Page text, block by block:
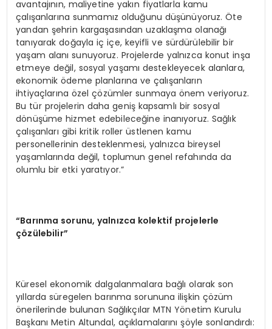
avantajının, maliyetine yakın fiyatlarla kamu
çalışanlarına sunmamız olduğunu düşünüyoruz. Öte
yandan şehrin kargaşasından uzaklaşma olanağı
tanıyarak doğayla iç içe, keyifli ve sürdürülebilir bir
yaşam alanı sunuyoruz. Projelerde yalnızca konut inşa
etmeye değil, sosyal yaşamı destekleyecek alanlara,
ekonomik ödeme planlarına ve çalışanların
ihtiyaçlarına özel çözümler sunmaya önem veriyoruz.
Bu tür projelerin daha geniş kapsamlı bir sosyal
dönüşüme hizmet edebileceğine inanıyoruz. Sağlık
çalışanları gibi kritik roller üstlenen kamu
personellerinin desteklenmesi, yalnızca bireysel
yaşamlarında değil, toplumun genel refahında da
olumlu bir etki yaratıyor.”
“Barınma sorunu, yalnızca kolektif projelerle
çözülebilir”
Küresel ekonomik dalgalanmalara bağlı olarak son
yıllarda süregelen barınma sorununa ilişkin çözüm
önerilerinde bulunan Sağlıkçılar MTN Yönetim Kurulu
Başkanı Metin Altundal, açıklamalarını şöyle sonlandırdı: